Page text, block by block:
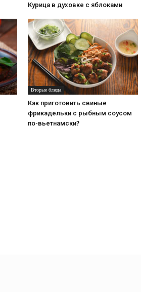
Курица в духовке с яблоками
Вторые блюда
Как приготовить свиные
фрикадельки с рыбным соусом
по-вьетнамски?